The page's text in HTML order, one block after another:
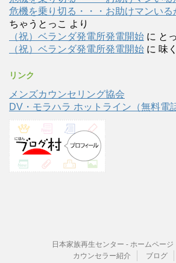
危機を乗り切る・・・お助けマンいる
ちゃうとっこ より
（祝）ベランダ発電所発電開始 に と
（祝）ベランダ発電所発電開始 に 味
リンク
メンズカウンセリング協会
DV・モラハラ ホットライン（無料電
日本家族再生センター - ホームページ
カウンセラー紹介
ブログ